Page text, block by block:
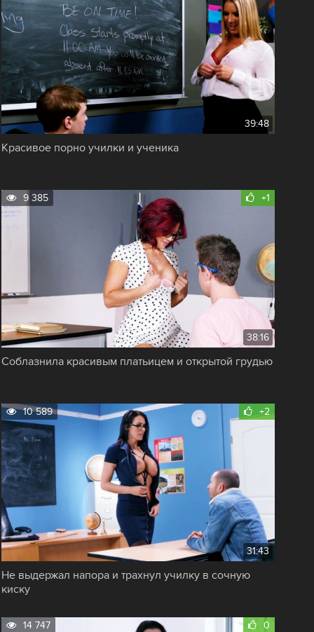
39:48
Красивое порно училки и ученика
+1
9 385
38:16
Соблазнила красивым платьицем и открытой грудью
+2
10 589
31:43
Не выдержал напора и трахнул училку в сочную
киску
0
14 747